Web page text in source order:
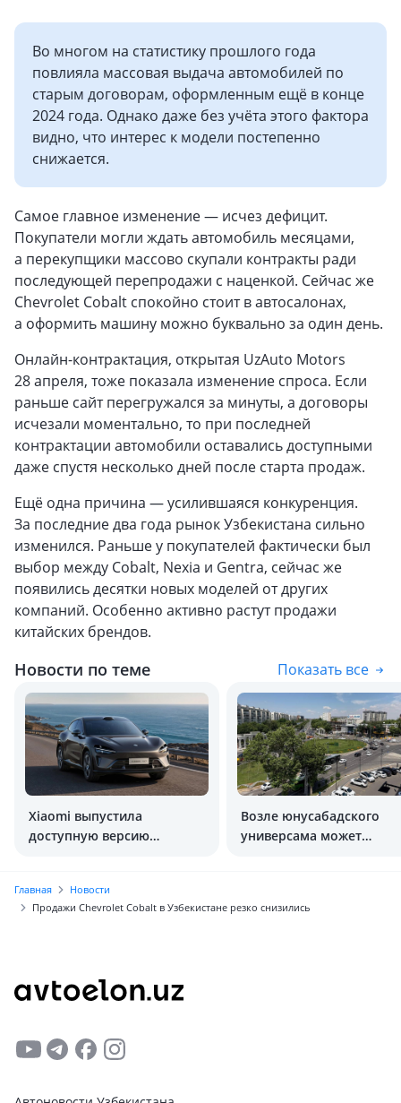
Во многом на статистику прошлого года
повлияла массовая выдача автомобилей по
старым договорам, оформленным ещё в конце
2024 года. Однако даже без учёта этого фактора
видно, что интерес к модели постепенно
снижается.
Самое главное изменение — исчез дефицит.
Покупатели могли ждать автомобиль месяцами,
а перекупщики массово скупали контракты ради
последующей перепродажи с наценкой. Сейчас же
Chevrolet Cobalt спокойно стоит в автосалонах,
а оформить машину можно буквально за один день.
Онлайн-контрактация, открытая UzAuto Motors
28 апреля, тоже показала изменение спроса. Если
раньше сайт перегружался за минуты, а договоры
исчезали моментально, то при последней
контрактации автомобили оставались доступными
даже спустя несколько дней после старта продаж.
Ещё одна причина — усилившаяся конкуренция.
За последние два года рынок Узбекистана сильно
изменился. Раньше у покупателей фактически был
выбор между Cobalt, Nexia и Gentra, сейчас же
появились десятки новых моделей от других
компаний. Особенно активно растут продажи
китайских брендов.
Новости по теме Показать все
Xiaomi выпустила
доступную версию
Возле юнусабадского
универсама может
Главная
Новости
Продажи Chevrolet Cobalt в Узбекистане резко снизились